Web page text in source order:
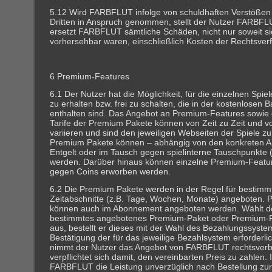
5.12 Wird FARBFLUT infolge von schuldhaften
Dritten in Anspruch genommen, stellt der Nutzer
ersetzt FARBFLUT sämtliche Schäden, nicht nur soweit
vorhersehbar waren, einschließlich Kosten der
6 Premium-Features
6.1 Der Nutzer hat die Möglichkeit, für die einzelnen
zu erhalten bzw. frei zu schalten, die in der kostenlosen
enthalten sind. Das Angebot an Premium-Features
Tarife der Premium Pakete können von Zeit zu Zeit und
variieren und sind den jeweiligen Webseiten der Spiele
Premium Pakete können – abhängig von den konkreten
Entgelt oder im Tausch gegen spielinterne Tauschpunkte
werden. Darüber hinaus können einzelne Premium-
gegen Coins erworben werden.
6.2 Die Premium Pakete werden in der Regel für
Zeitabschnitte (z.B. Tage, Wochen, Monate) angeboten.
können auch im Abonnement angeboten werden. Wählt
bestimmtes angebotenes Premium-Paket oder
aus, bestellt er dieses mit der Wahl des
Bestätigung der für das jeweilige Bezahlsystem
nimmt der Nutzer das Angebot von FARBFLUT
verpflichtet sich damit, den vereinbarten Preis zu zahlen.
FARBFLUT die Leistung unverzüglich nach Bestellung